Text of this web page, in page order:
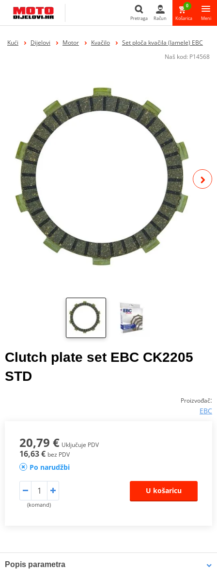
Pretraga
Pretraga Račun
0
Košarica Meni
Kući Dijelovi Motor Kvačilo
Set ploča kvačila (lamele) EBC
Naš kod: P14568
Clutch plate set EBC CK2205
STD
Proizvođač:
EBC
20,79 € Uključuje PDV
16,63 € bez PDV
Po narudžbi
(komand)
U košaricu
Popis parametra